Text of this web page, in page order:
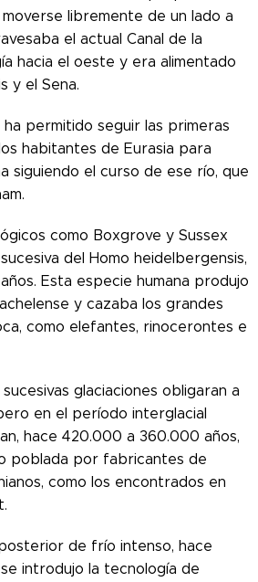
libremente de un lado a
el actual Canal de la
hacia el oeste y era alimentado
y el Sena.
permitido seguir las primeras
habitantes de Eurasia para
siguiendo el curso de ese río, que
como Boxgrove y Sussex
del Homo heidelbergensis,
Esta especie humana produjo
y cazaba los grandes
como elefantes, rinocerontes e
glaciaciones obligaran a
en el período interglacial
hace 420.000 a 360.000 años,
poblada por fabricantes de
como los encontrados en
de frío intenso, hace
introdujo la tecnología de